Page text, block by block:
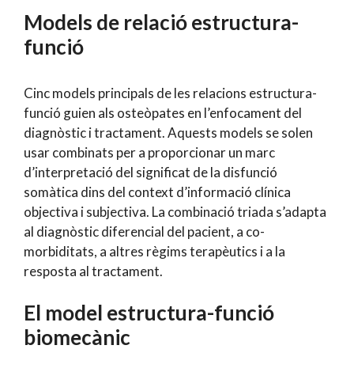
Models de relació estructura-
funció
Cinc models principals de les relacions estructura-
funció guien als osteòpates en l’enfocament del
diagnòstic i tractament. Aquests models se solen
usar combinats per a proporcionar un marc
d’interpretació del significat de la disfunció
somàtica dins del context d’informació clínica
objectiva i subjectiva. La combinació triada s’adapta
al diagnòstic diferencial del pacient, a co-
morbiditats, a altres règims terapèutics i a la
resposta al tractament.
El model estructura-funció
biomecànic